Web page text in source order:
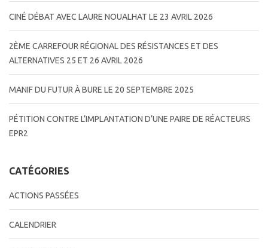
CINÉ DÉBAT AVEC LAURE NOUALHAT LE 23 AVRIL 2026
2ÈME CARREFOUR RÉGIONAL DES RÉSISTANCES ET DES
ALTERNATIVES 25 ET 26 AVRIL 2026
MANIF DU FUTUR À BURE LE 20 SEPTEMBRE 2025
PÉTITION CONTRE L’IMPLANTATION D’UNE PAIRE DE RÉACTEURS
EPR2
CATÉGORIES
ACTIONS PASSÉES
CALENDRIER